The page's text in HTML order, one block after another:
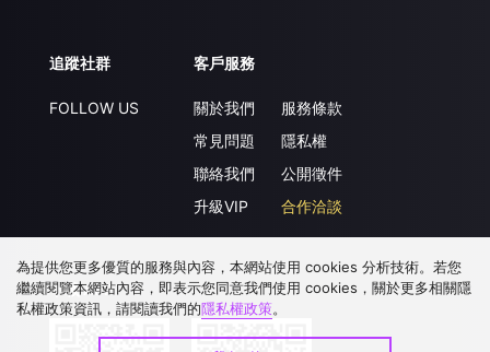
追蹤社群
FOLLOW US
客戶服務
關於我們
常見問題
聯絡我們
升級VIP
服務條款
隱私權
公開徵件
合作洽談
下載 APP
為提供您更多優質的服務與內容，本網站使用 cookies 分析技術。若您
繼續閱覽本網站內容，即表示您同意我們使用 cookies，關於更多相關隱
私權政策資訊，請閱讀我們的隱私權政策。